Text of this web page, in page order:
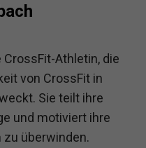
Athletin, die
von CrossFit in
Sie teilt ihre
und motiviert ihre
zu überwinden.